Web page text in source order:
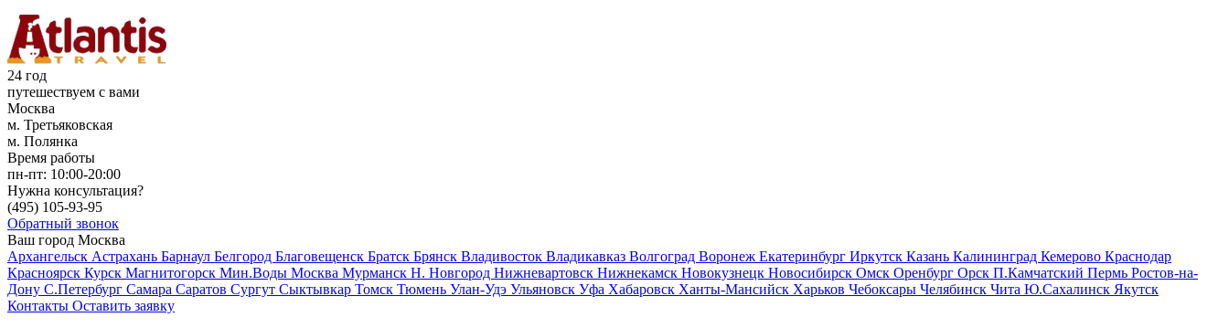
24 год
путешествуем с вами
Москва
м. Третьяковская
м. Полянка
Время работы
пн-пт: 10:00-20:00
Нужна консультация?
(495) 105-93-95
Обратный звонок
Ваш город Москва
Архангельск Астрахань Барнаул Белгород Благовещенск Братск Брянск Владивосток Владикавказ Волгоград Воронеж Екатеринбург Иркутск Казань Калининград Кемерово Краснодар
Красноярск Курск Магнитогорск Мин.Воды Москва Мурманск Н. Новгород Нижневартовск Нижнекамск Новокузнецк Новосибирск Омск Оренбург Орск П.Камчатский Пермь Ростов-на-
Дону С.Петербург Самара Саратов Сургут Сыктывкар Томск Тюмень Улан-Удэ Ульяновск Уфа Хабаровск Ханты-Мансийск Харьков Чебоксары Челябинск Чита Ю.Сахалинск Якутск
Контакты Оставить заявку